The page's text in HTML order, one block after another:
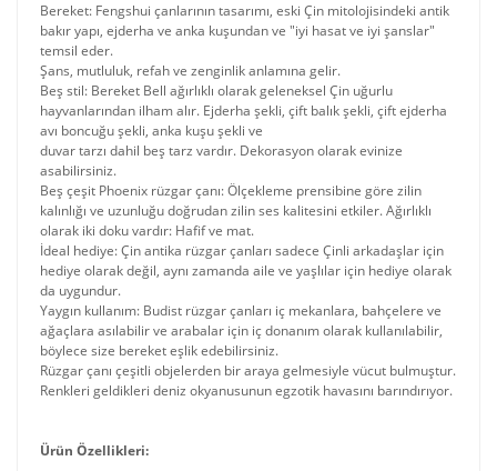
Bereket: Fengshui çanlarının tasarımı, eski Çin mitolojisindeki antik
bakır yapı, ejderha ve anka kuşundan ve "iyi hasat ve iyi şanslar"
temsil eder.
Şans, mutluluk, refah ve zenginlik anlamına gelir.
Beş stil: Bereket Bell ağırlıklı olarak geleneksel Çin uğurlu
hayvanlarından ilham alır. Ejderha şekli, çift balık şekli, çift ejderha
avı boncuğu şekli, anka kuşu şekli ve
duvar tarzı dahil beş tarz vardır. Dekorasyon olarak evinize
asabilirsiniz.
Beş çeşit Phoenix rüzgar çanı: Ölçekleme prensibine göre zilin
kalınlığı ve uzunluğu doğrudan zilin ses kalitesini etkiler. Ağırlıklı
olarak iki doku vardır: Hafif ve mat.
İdeal hediye: Çin antika rüzgar çanları sadece Çinli arkadaşlar için
hediye olarak değil, aynı zamanda aile ve yaşlılar için hediye olarak
da uygundur.
Yaygın kullanım: Budist rüzgar çanları iç mekanlara, bahçelere ve
ağaçlara asılabilir ve arabalar için iç donanım olarak kullanılabilir,
böylece size bereket eşlik edebilirsiniz.
Rüzgar çanı çeşitli objelerden bir araya gelmesiyle vücut bulmuştur.
Renkleri geldikleri deniz okyanusunun egzotik havasını barındırıyor.
Ürün Özellikleri: